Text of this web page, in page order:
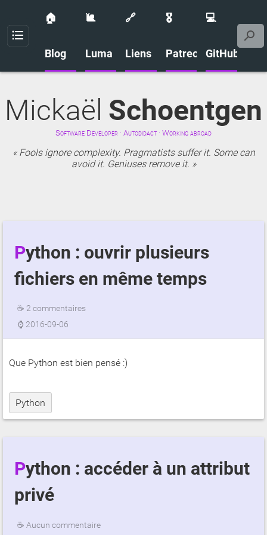
Menu
🏠
Blog
🐌
Luma
🔗
Liens
🎖️
Patreon
💻
GitHub
Mickaël Schoentgen
Software Developer · Autodidact · Working abroad
Fools ignore complexity. Pragmatists suffer it. Some can
avoid it. Geniuses remove it.
Python : ouvrir plusieurs
fichiers en même temps
☕ 2 commentaires
⌚ 2016-09-06
Que Python est bien pensé :)
Python
Python : accéder à un attribut
privé
☕ Aucun commentaire